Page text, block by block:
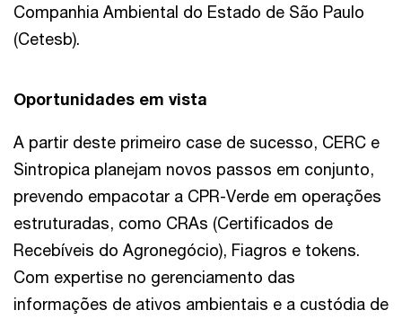
Companhia Ambiental do Estado de São Paulo
(Cetesb).
Oportunidades em vista
A partir deste primeiro case de sucesso, CERC e
Sintropica planejam novos passos em conjunto,
prevendo empacotar a CPR-Verde em operações
estruturadas, como CRAs (Certificados de
Recebíveis do Agronegócio), Fiagros e tokens.
Com expertise no gerenciamento das
informações de ativos ambientais e a custódia de